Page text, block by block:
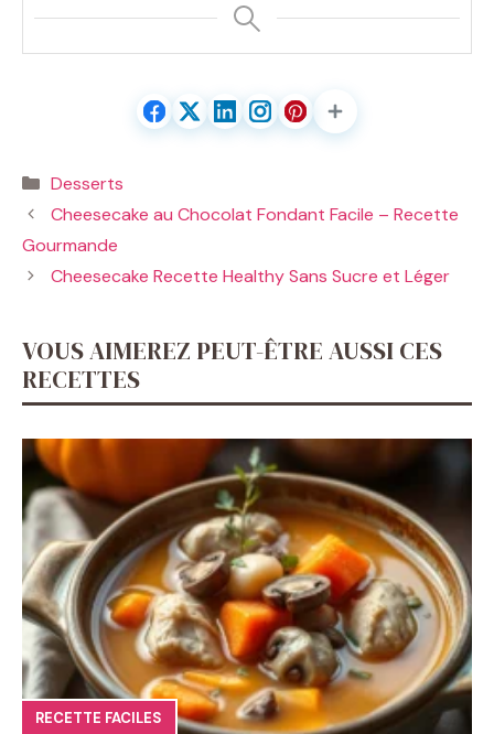
Catégories
Desserts
Cheesecake au Chocolat Fondant Facile – Recette
Gourmande
Cheesecake Recette Healthy Sans Sucre et Léger
VOUS AIMEREZ PEUT-ÊTRE AUSSI CES
RECETTES
RECETTE FACILES